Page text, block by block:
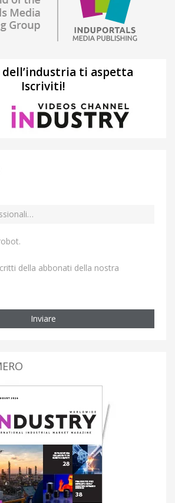
ti aspetta
Iscriviti!
della abbonati della nostra
Inviare